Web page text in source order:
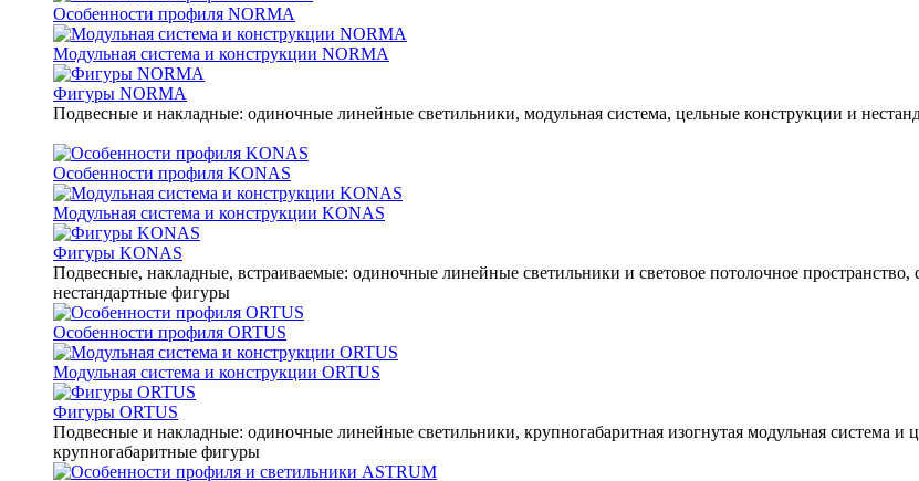
Особенности профиля NORMA
Модульная система и конструкции NORMA
Фигуры NORMA
Подвесные и накладные: одиночные линейные светильники, модульная система, цельные конструкции и
Особенности профиля KONAS
Модульная система и конструкции KONAS
Фигуры KONAS
Подвесные, накладные, встраиваемые: одиночные линейные светильники и световое потолочное
нестандартные фигуры
Особенности профиля ORTUS
Модульная система и конструкции ORTUS
Фигуры ORTUS
Подвесные и накладные: одиночные линейные светильники, крупногабаритная изогнутая модульная система и
крупногабаритные фигуры